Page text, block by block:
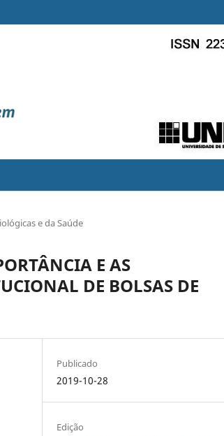
e da Saúde
E AS
DE BOLSAS DE
Publicado
2019-10-28
Edição